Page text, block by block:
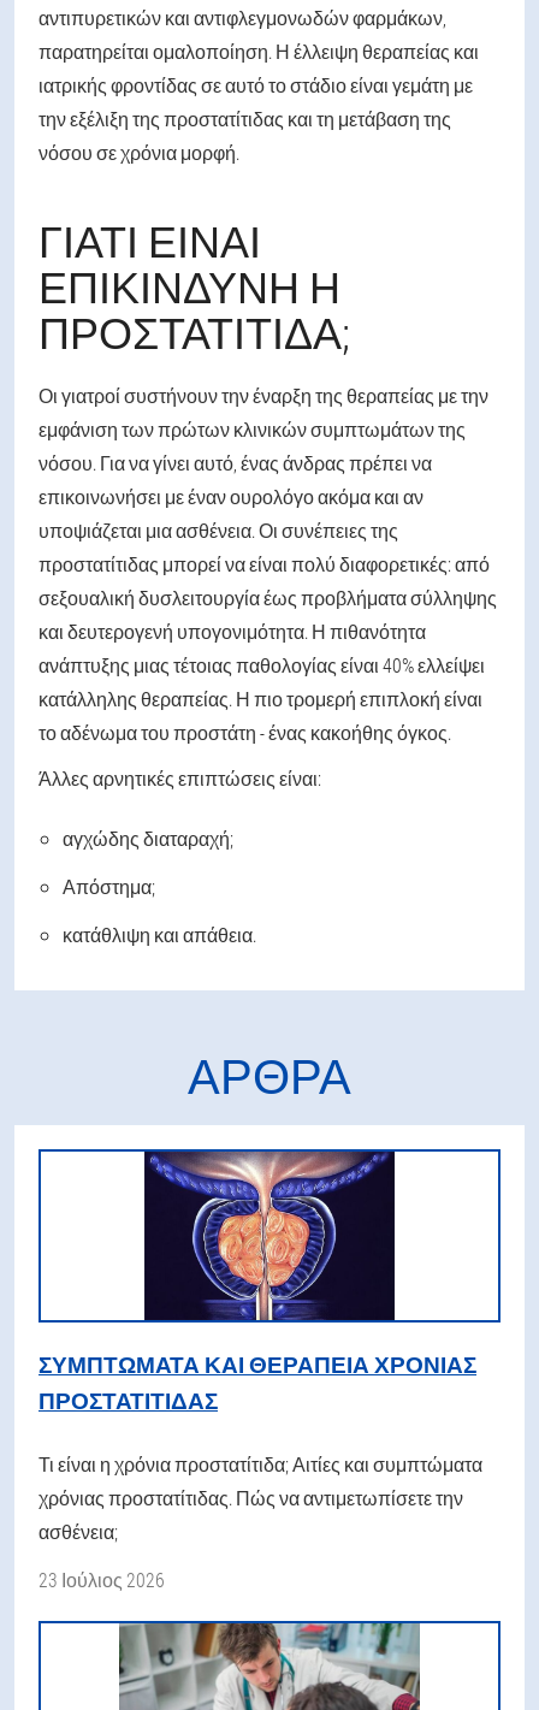
αντιπυρετικών και αντιφλεγμονωδών φαρμάκων,
παρατηρείται ομαλοποίηση. Η έλλειψη θεραπείας και
ιατρικής φροντίδας σε αυτό το στάδιο είναι γεμάτη με
την εξέλιξη της προστατίτιδας και τη μετάβαση της
νόσου σε χρόνια μορφή.
ΓΙΑΤΊ ΕΊΝΑΙ
ΕΠΙΚΊΝΔΥΝΗ Η
ΠΡΟΣΤΑΤΊΤΙΔΑ;
Οι γιατροί συστήνουν την έναρξη της θεραπείας με την
εμφάνιση των πρώτων κλινικών συμπτωμάτων της
νόσου. Για να γίνει αυτό, ένας άνδρας πρέπει να
επικοινωνήσει με έναν ουρολόγο ακόμα και αν
υποψιάζεται μια ασθένεια. Οι συνέπειες της
προστατίτιδας μπορεί να είναι πολύ διαφορετικές: από
σεξουαλική δυσλειτουργία έως προβλήματα σύλληψης
και δευτερογενή υπογονιμότητα. Η πιθανότητα
ανάπτυξης μιας τέτοιας παθολογίας είναι 40% ελλείψει
κατάλληλης θεραπείας. Η πιο τρομερή επιπλοκή είναι
το αδένωμα του προστάτη - ένας κακοήθης όγκος.
Άλλες αρνητικές επιπτώσεις είναι:
αγχώδης διαταραχή;
Απόστημα;
κατάθλιψη και απάθεια.
ΆΡΘΡΑ
ΣΥΜΠΤΏΜΑΤΑ ΚΑΙ ΘΕΡΑΠΕΊΑ ΧΡΌΝΙΑΣ
ΠΡΟΣΤΑΤΊΤΙΔΑΣ
Τι είναι η χρόνια προστατίτιδα; Αιτίες και συμπτώματα
χρόνιας προστατίτιδας. Πώς να αντιμετωπίσετε την
ασθένεια;
23 Ιούλιος 2026